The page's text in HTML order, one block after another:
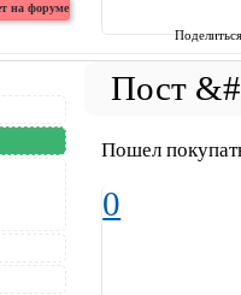
Пошел
0